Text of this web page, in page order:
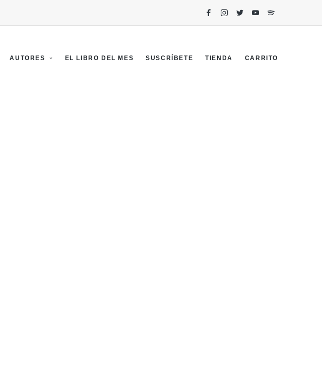
AUTORES EL LIBRO DEL MES SUSCRÍBETE TIENDA CARRITO